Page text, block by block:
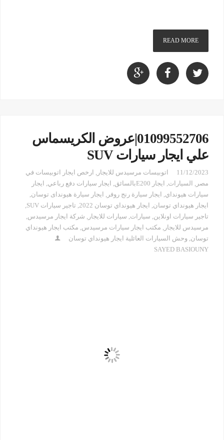
READ MORE
01099552706|عروض الكريسماس
علي ايجار سيارات SUV
11/12/2023 اتوبيسات مرسيدس للايجار , ارخص ايجار اتوبيسات في
مصر , السيارات, ايجار E200بالسائق , ايجار سيارات دفع رباعي, ايجار
سيارات هيونداي, ايجار سيارة رنج روفر , ايجار سيارة هيونداى توسان,
ايجار هيونداي توسان, ايجار هيونداي توسان 2022 , تاجير سيارات SUV
,
تاجير سيارات اونلاين, سيارات, سيارات للايجار , شركة ايجار مرسيدس,
مرسيدس للايجار , مكتب ايجار سيارات مرسيدس, مكتب ايجار هيونداي
توسان, وحش السيارات العائلية ايجار هيونداي توسان
SAYED BASIOUNY